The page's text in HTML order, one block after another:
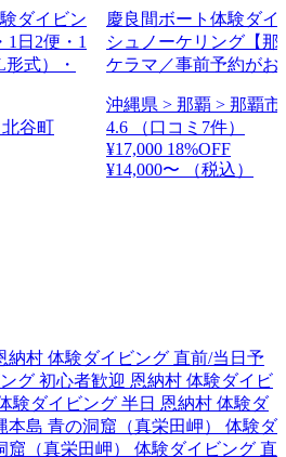
ダイビン
1日2便・1
式）・
谷町
慶良間ボート体験ダイ
シュノーケリング【那
ケラマ／事前予約がお
沖縄県 > 那覇 > 那覇市
4.6
（口コミ7件）
¥17,000 18%OFF
¥14,000〜
（税込）
納村 体験ダイビング 直前/当日予
グ 初心者歓迎 恩納村 体験ダイビ
験ダイビング 半日 恩納村 体験ダ
本島 青の洞窟（真栄田岬） 体験ダ
窟（真栄田岬） 体験ダイビング 直